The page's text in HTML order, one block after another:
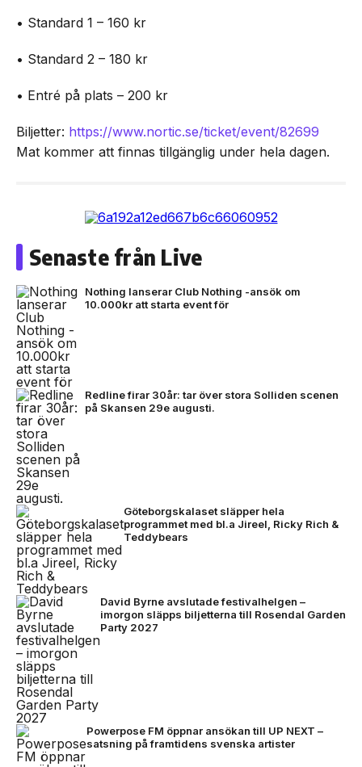
• Standard 1 – 160 kr
• Standard 2 – 180 kr
• Entré på plats – 200 kr
Biljetter: https://www.nortic.se/ticket/event/82699
Mat kommer att finnas tillgänglig under hela dagen.
Senaste från Live
Nothing lanserar Club Nothing -ansök om
10.000kr att starta event för
Redline firar 30år: tar över stora Solliden scenen
på Skansen 29e augusti.
Göteborgskalaset släpper hela
programmet med bl.a Jireel, Ricky Rich &
Teddybears
David Byrne avslutade festivalhelgen –
imorgon släpps biljetterna till Rosendal Garden
Party 2027
Powerpose FM öppnar ansökan till UP NEXT –
satsning på framtidens svenska artister